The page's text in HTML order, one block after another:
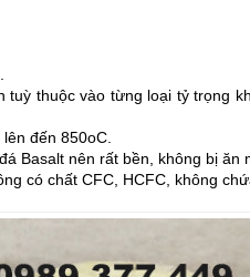
tuỳ thuộc vào từng loại tỷ
đến 850oC.
Basalt nên rất bền, không bị ăn
có chất CFC, HCFC, không